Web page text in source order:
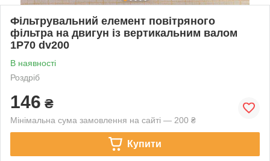
Фільтрувальний елемент повітряного
фільтра на двигун із вертикальним валом
1P70 dv200
В наявності
Роздріб
146 ₴
Мінімальна сума замовлення на сайті — 200 ₴
Купити